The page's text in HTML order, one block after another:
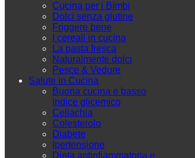
Cucina per i Bimbi
Dolci senza glutine
Friggere bene
I cereali in cucina
La pasta fresca
Naturalmente dolci
Pesce & Vedure
Salute in Cucina
Buona cucina e basso
indice glicemico
Celiachia
Colesterolo
Diabete
Ipertensione
Dieta antinfiammatoria e